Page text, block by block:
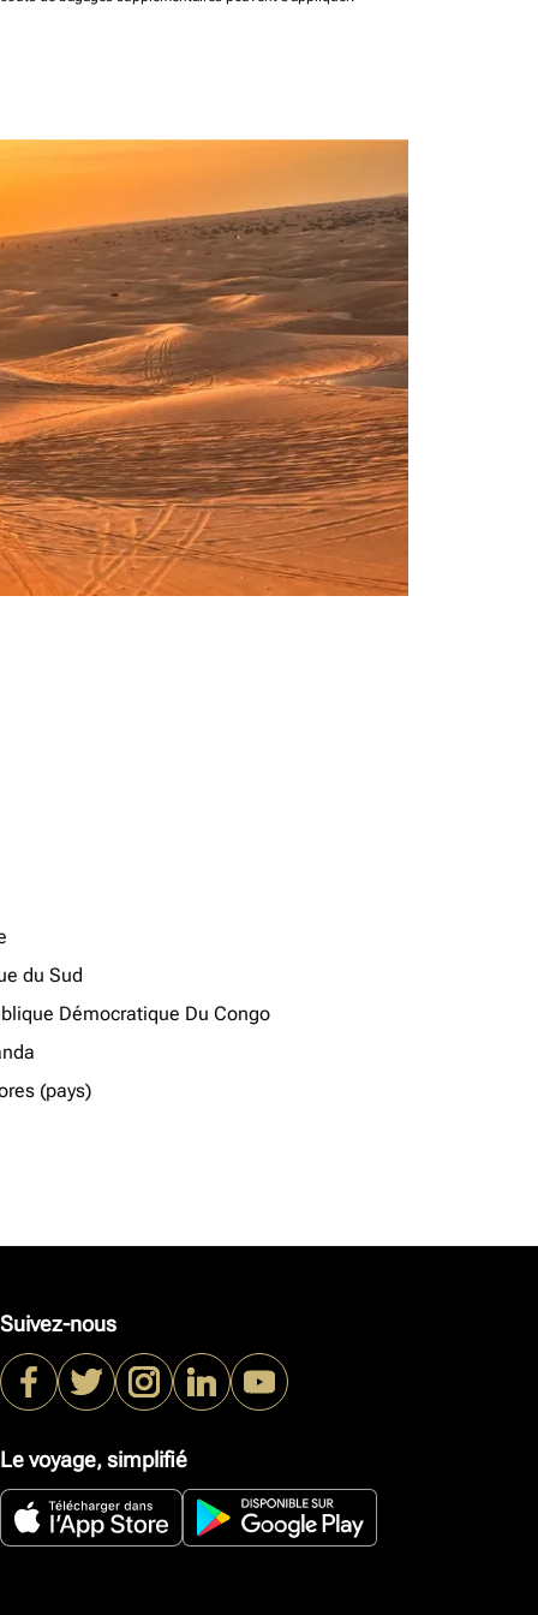
du Sud
Démocratique Du Congo
(pays)
Suivez-nous
Le voyage, simplifié